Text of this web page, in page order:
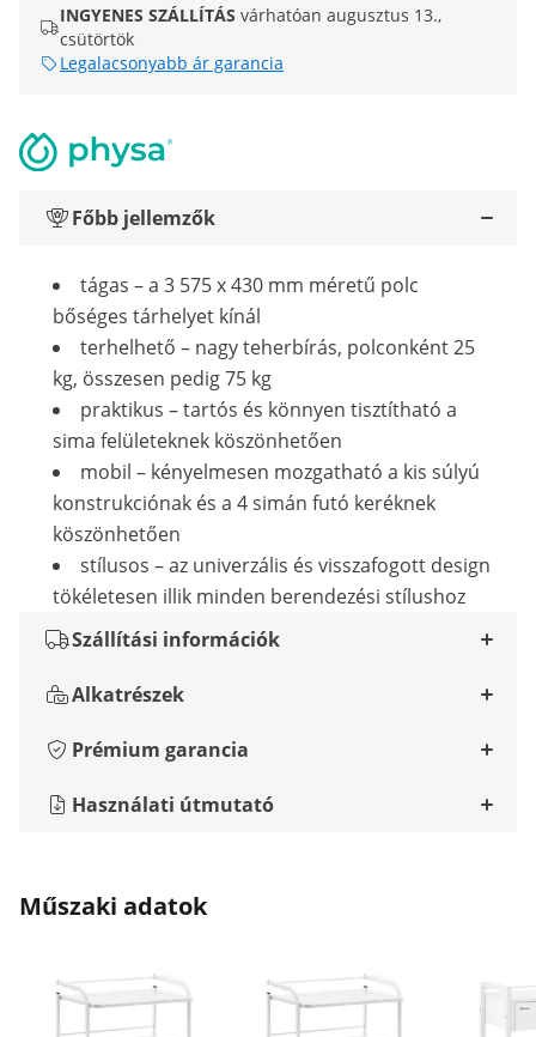
INGYENES SZÁLLÍTÁS várhatóan augusztus 13.,
csütörtök
Legalacsonyabb ár garancia
Főbb jellemzők
tágas – a 3 575 x 430 mm méretű polc
bőséges tárhelyet kínál
terhelhető – nagy teherbírás, polconként 25
kg, összesen pedig 75 kg
praktikus – tartós és könnyen tisztítható a
sima felületeknek köszönhetően
mobil – kényelmesen mozgatható a kis súlyú
konstrukciónak és a 4 simán futó keréknek
köszönhetően
stílusos – az univerzális és visszafogott design
tökéletesen illik minden berendezési stílushoz
Szállítási információk
Alkatrészek
Prémium garancia
Használati útmutató
Műszaki adatok